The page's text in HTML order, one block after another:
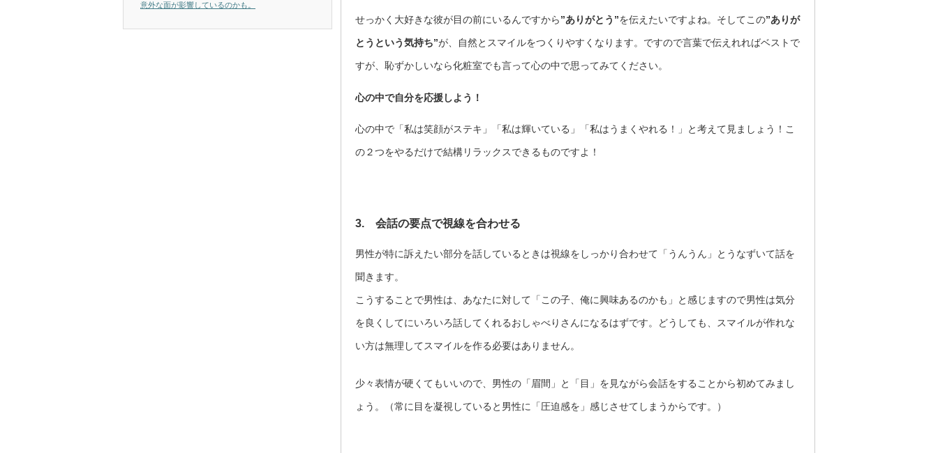
せっかく大好きな彼が目の前にいるんですから”ありがとう”を伝えたいですよね。そしてこの”ありが
とうという気持ち”が、自然とスマイルをつくりやすくなります。ですので言葉で伝えれればベストで
すが、恥ずかしいなら化粧室でも言って心の中で思ってみてください。
心の中で自分を応援しよう！
心の中で「私は笑顔がステキ」「私は輝いている」「私はうまくやれる！」と考えて見ましょう！こ
の２つをやるだけで結構リラックスできるものですよ！
3. 会話の要点で視線を合わせる
男性が特に訴えたい部分を話しているときは視線をしっかり合わせて「うんうん」とうなずいて話を
聞きます。
こうすることで男性は、あなたに対して「この子、俺に興味あるのかも」と感じますので男性は気分
を良くしてにいろいろ話してくれるおしゃべりさんになるはずです。どうしても、スマイルが作れな
い方は無理してスマイルを作る必要はありません。
少々表情が硬くてもいいので、男性の「眉間」と「目」を見ながら会話をすることから初めてみまし
ょう。（常に目を凝視していると男性に「圧迫感を」感じさせてしまうからです。）
意外な面が影響しているのかも。